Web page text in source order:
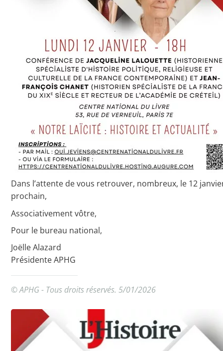
Dans l’attente de vous retrouver, nombreux, le 12
prochain,
Associativement vôtre,
Pour le bureau national,
Joëlle Alazard
Présidente APHG
© APHG - Tous droits réservés. 5/01/2026